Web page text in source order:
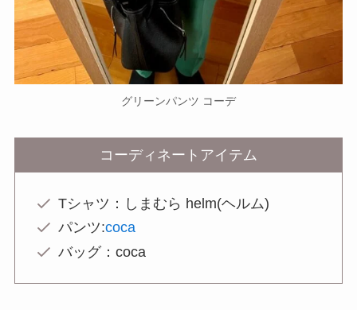
グリーンパンツ コーデ
コーディネートアイテム
Tシャツ：しまむら helm(ヘルム)
パンツ:coca
バッグ：coca